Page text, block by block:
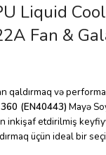
Liquid
Fan &
və
(EN40443) Mayə
inkişaf etdirilmiş
üçün ideal bir